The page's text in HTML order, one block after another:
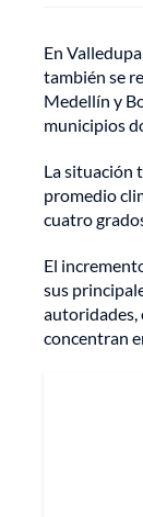
En
también se
Medellín y
municipios
La situación
promedio
cuatro
El
sus
autoridades,
concentran